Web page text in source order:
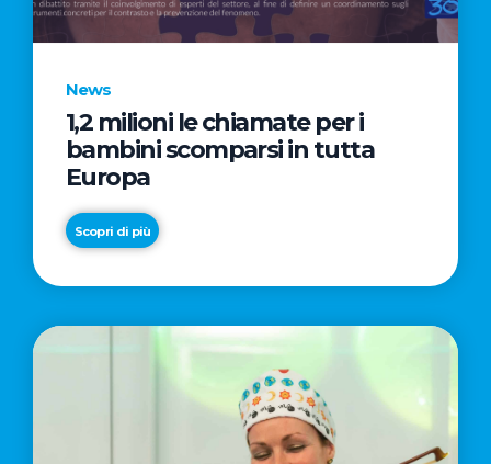
News
1,2 milioni le chiamate per i
bambini scomparsi in tutta
Europa
Scopri di più